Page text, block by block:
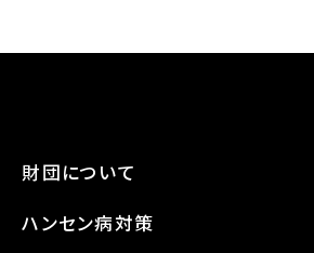
財団について
ハンセン病対策